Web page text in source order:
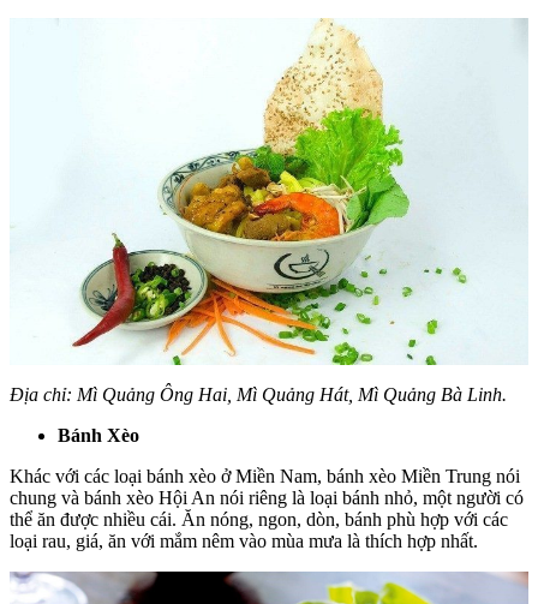
Địa chỉ: Mì Quảng Ông Hai, Mì Quảng Hát, Mì Quảng Bà Linh.
Bánh Xèo
Khác với các loại bánh xèo ở Miền Nam, bánh xèo Miền Trung nói
chung và bánh xèo Hội An nói riêng là loại bánh nhỏ, một người có
thể ăn được nhiều cái. Ăn nóng, ngon, dòn, bánh phù hợp với các
loại rau, giá, ăn với mắm nêm vào mùa mưa là thích hợp nhất.